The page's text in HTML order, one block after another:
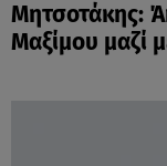
Μητσοτάκης:
Μαξίμου μαζί